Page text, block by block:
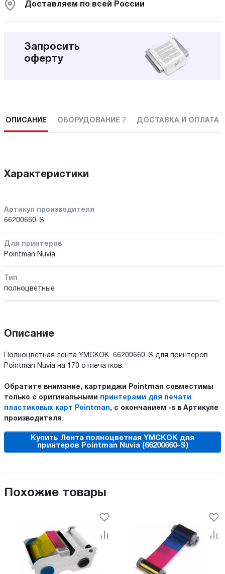
Доставляем по всей России
Запросить
оферту
ОПИСАНИЕ ОБОРУДОВАНИЕ 2 ДОСТАВКА И ОПЛАТА
Характеристики
Артикул производителя
66200660-S
Для принтеров
Pointman Nuvia
Тип
полноцветные
Описание
Полноцветная лента YMCKOK 66200660-S для принтеров
Pointman Nuvia на 170 отпечатков.
Обратите внимание, картриджи Pointman совместимы
только с оригинальными принтерами для печати
пластиковых карт Pointman, с окончанием -s в Артикуле
производителя.
Купить Лента полноцветная YMCKOK для
принтеров Pointman Nuvia (66200660-S)
Похожие товары